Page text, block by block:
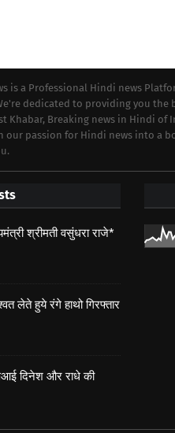
is a Professional Hindi news
dedicated to providing you
Khabar, Breaking news in Hindi of
passion for Hindi news into a
श्रीमती वसुंधरा राजे*
लेते हुये रंगे हाथो गिरफ्तार
दिनेश और राधे की